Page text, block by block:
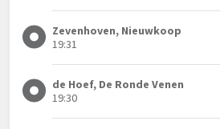
Zevenhoven, Nieuwkoop
19:31
de Hoef, De Ronde Venen
19:30